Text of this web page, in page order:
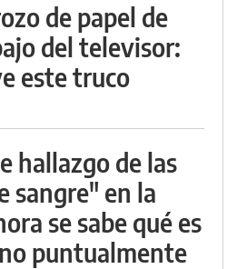
de papel de
del televisor:
este truco
hallazgo de las
sangre" en la
se sabe qué es
puntualmente